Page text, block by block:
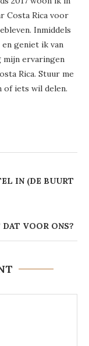
Costa Rica voor
Inmiddels
geniet ik van
mijn ervaringen
Rica. Stuur me
of iets wil delen.
IN (DE BUURT
DAT VOOR ONS?